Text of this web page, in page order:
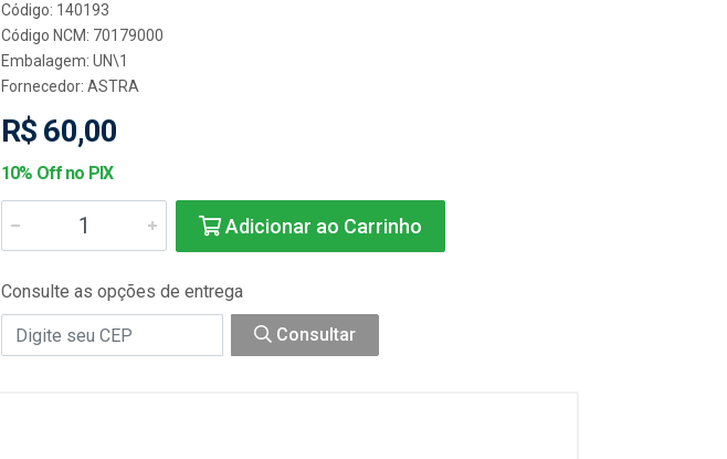
Código: 140193
Código NCM: 70179000
Embalagem: UN\1
Fornecedor: ASTRA
R$ 60,00
10% Off no PIX
Adicionar ao Carrinho
Consulte as opções de entrega
Consultar